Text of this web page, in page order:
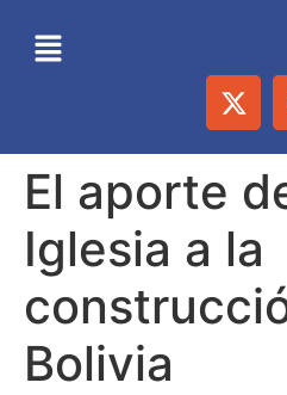
El aporte
Iglesia a la
Bolivia